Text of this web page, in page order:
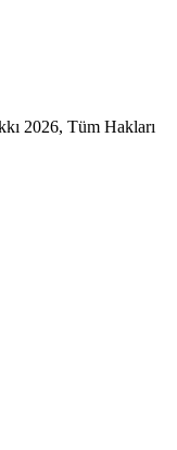
2026, Tüm Hakları